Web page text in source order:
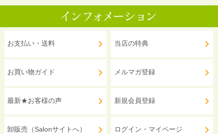
お支払い・送料
お買い物ガイド
最新★お客様の声
卸販売（Salonサイトへ）
当店の特典
メルマガ登録
新規会員登録
ログイン・マイページ